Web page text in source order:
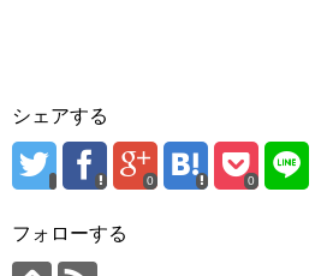
シェアする
0 0
フォローする